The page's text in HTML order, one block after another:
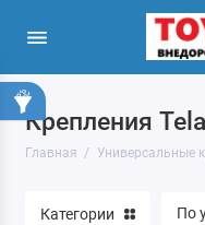
Крепления
Главная Универсальные
TitanStraps
Крепления
Категории